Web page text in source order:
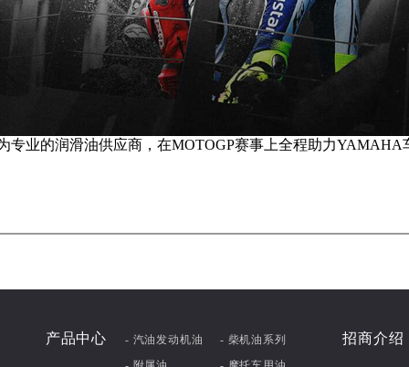
专业的润滑油供应商，在MOTOGP赛事上全程助力YAMAHA
产品中心 - 汽油发动机油
- 柴机油系列
招商介绍